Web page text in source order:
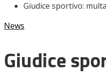
NEWS
Giovanili
Le pagelle
Giudice sportivo:
News
Giudice